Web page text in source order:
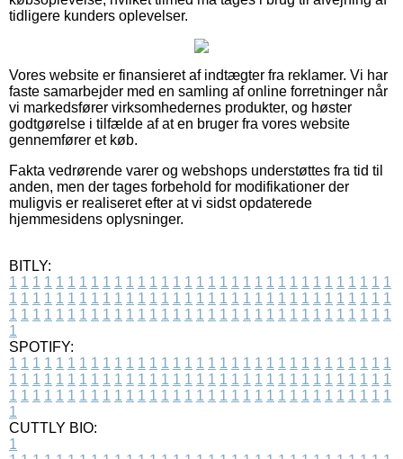
tidligere kunders oplevelser.
Vores website er finansieret af indtægter fra reklamer. Vi har
faste samarbejder med en samling af online forretninger når
vi markedsfører virksomhedernes produkter, og høster
godtgørelse i tilfælde af at en bruger fra vores website
gennemfører et køb.
Fakta vedrørende varer og webshops understøttes fra tid til
anden, men der tages forbehold for modifikationer der
muligvis er realiseret efter at vi sidst opdaterede
hjemmesidens oplysninger.
BITLY:
1 1 1 1 1 1 1 1 1 1 1 1 1 1 1 1 1 1 1 1 1 1 1 1 1 1 1 1 1 1 1 1 1
1 1 1 1 1 1 1 1 1 1 1 1 1 1 1 1 1 1 1 1 1 1 1 1 1 1 1 1 1 1 1 1 1
1 1 1 1 1 1 1 1 1 1 1 1 1 1 1 1 1 1 1 1 1 1 1 1 1 1 1 1 1 1 1 1 1
1
SPOTIFY:
1 1 1 1 1 1 1 1 1 1 1 1 1 1 1 1 1 1 1 1 1 1 1 1 1 1 1 1 1 1 1 1 1
1 1 1 1 1 1 1 1 1 1 1 1 1 1 1 1 1 1 1 1 1 1 1 1 1 1 1 1 1 1 1 1 1
1 1 1 1 1 1 1 1 1 1 1 1 1 1 1 1 1 1 1 1 1 1 1 1 1 1 1 1 1 1 1 1 1
1
CUTTLY BIO:
1